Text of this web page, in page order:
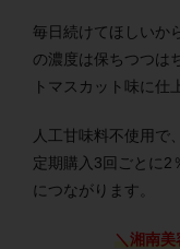
毎日続けてほしいか
の濃度は保ちつつは
トマスカット味に仕
人工甘味料不使用で
定期購入3回ごとに2
につながります。
＼湘南